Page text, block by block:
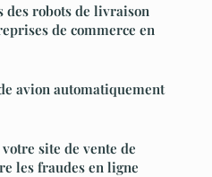
des robots de livraison
de commerce en
avion automatiquement
site de vente de
les fraudes en ligne